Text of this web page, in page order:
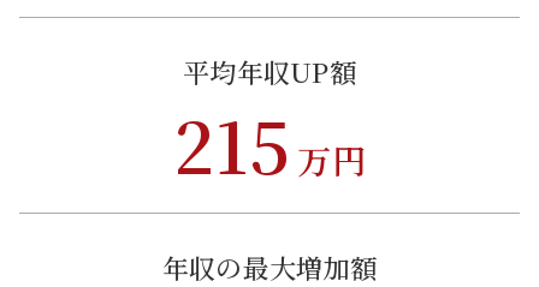
平均年収UP額
215 万円
年収の最大増加額